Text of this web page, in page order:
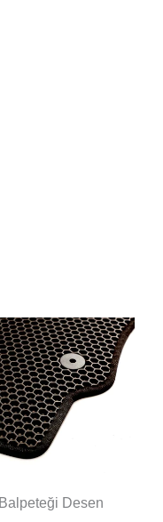
Balpeteği Desen